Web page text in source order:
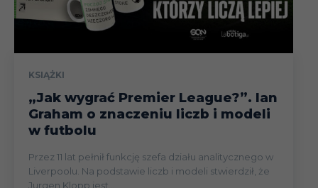
KSIĄŻKI
„Jak wygrać Premier League?”. Ian
Graham o znaczeniu liczb i modeli
w futbolu
Przez 11 lat pełnił funkcję szefa działu analitycznego w
Liverpoolu. Na podstawie liczb i modeli stwierdził, że
Jurgen Klopp jest...